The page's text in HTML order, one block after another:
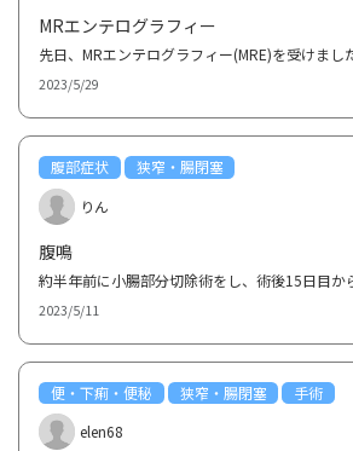
MRエンテログラフィー
2023/5/29
腹部症状
狭窄・腸閉塞
りん
腹鳴
2023/5/11
便・下痢・便秘 狭窄・腸閉塞
手術
elen68